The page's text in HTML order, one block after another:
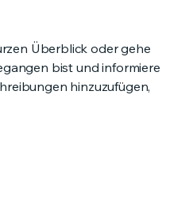
Überblick oder gehe
bist und informiere
hinzuzufügen,